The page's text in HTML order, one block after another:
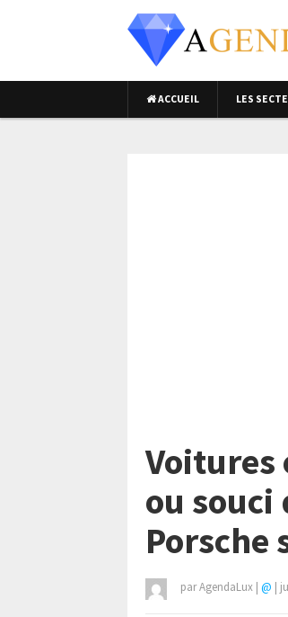
ACCUEIL LES
Voitures
ou souci
Porsche
parAgendaLux | @ |